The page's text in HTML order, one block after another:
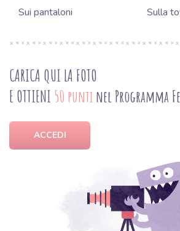
Sui pantaloni
Sulla
CARICA QUI LA FOTO
E OTTIENI 50 punti nel Programma
ACCEDI